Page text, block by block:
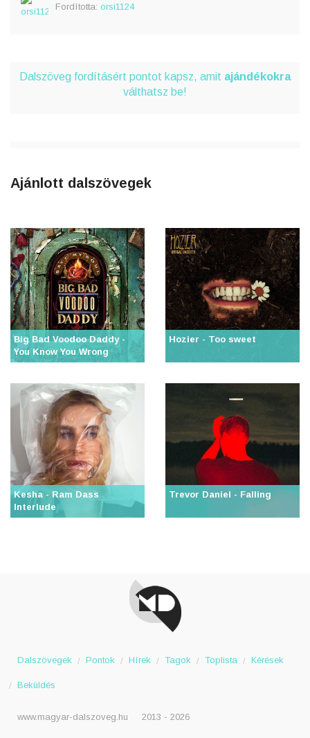
Fordította: orsi1124
Dalszöveg fordításért pontot kapsz, amit ajándékokra
válthatsz be!
Ajánlott dalszövegek
Big Bad Voodoo Daddy -
You Know You Wrong
Hozier - Too sweet
Kesha - Ram Dass
Interlude
Trevor Daniel - Falling
Dalszövegek Pontok Hírek Tagok Toplista Kérések
Beküldés
www.magyar-dalszoveg.hu 2013 - 2026